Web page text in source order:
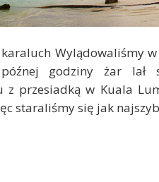
Wylądowaliśmy
godziny żar lał
z przesiadką w Kuala
staraliśmy się jak